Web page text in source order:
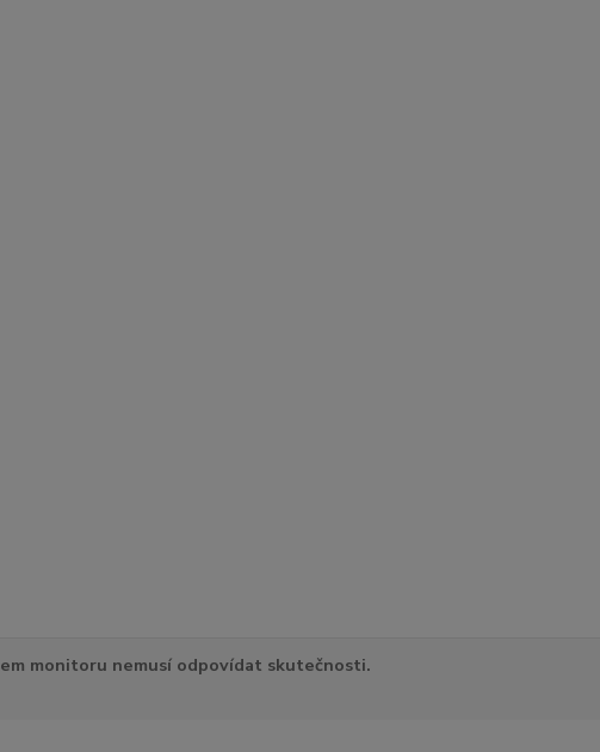
monitoru nemusí odpovídat skutečnosti.